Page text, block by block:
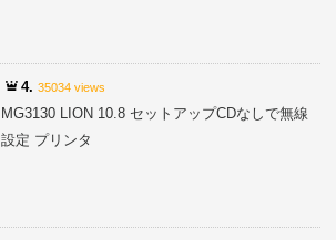
4.35034 views
MG3130 LION 10.8 セットアップCDなしで無線
設定 プリンタ